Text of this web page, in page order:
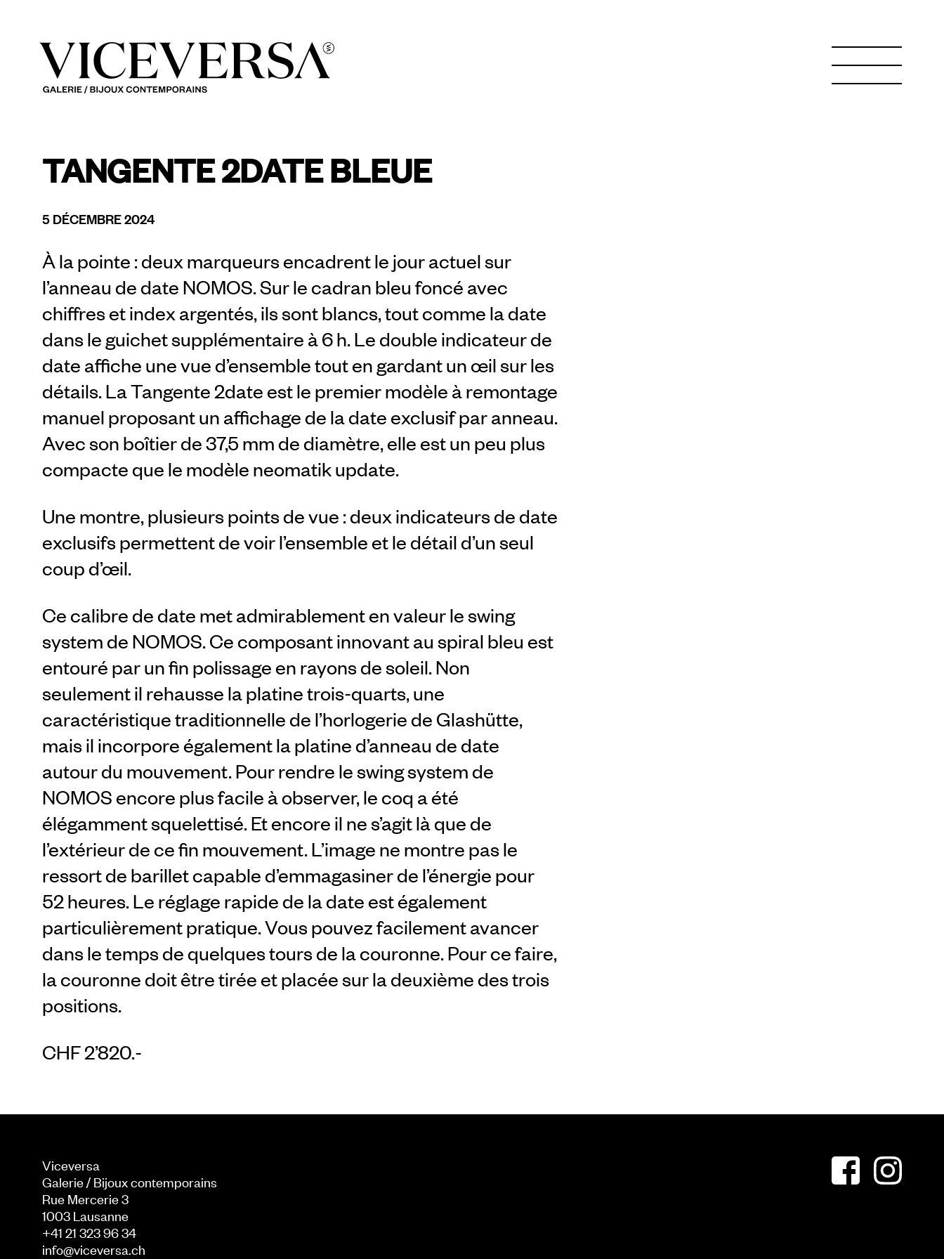
TANGENTE 2DATE BLEUE
5 DÉCEMBRE 2024
À la pointe : deux marqueurs encadrent le jour actuel sur
l’anneau de date NOMOS. Sur le cadran bleu foncé avec
chiffres et index argentés, ils sont blancs, tout comme la date
dans le guichet supplémentaire à 6 h. Le double indicateur de
date affiche une vue d’ensemble tout en gardant un œil sur les
détails. La Tangente 2date est le premier modèle à remontage
manuel proposant un affichage de la date exclusif par anneau.
Avec son boîtier de 37,5 mm de diamètre, elle est un peu plus
compacte que le modèle neomatik update.
Une montre, plusieurs points de vue : deux indicateurs de date
exclusifs permettent de voir l’ensemble et le détail d’un seul
coup d’œil.
Ce calibre de date met admirablement en valeur le swing
system de NOMOS. Ce composant innovant au spiral bleu est
entouré par un fin polissage en rayons de soleil. Non
seulement il rehausse la platine trois-quarts, une
caractéristique traditionnelle de l’horlogerie de Glashütte,
mais il incorpore également la platine d’anneau de date
autour du mouvement. Pour rendre le swing system de
NOMOS encore plus facile à observer, le coq a été
élégamment squelettisé. Et encore il ne s’agit là que de
l’extérieur de ce fin mouvement. L’image ne montre pas le
ressort de barillet capable d’emmagasiner de l’énergie pour
52 heures. Le réglage rapide de la date est également
particulièrement pratique. Vous pouvez facilement avancer
dans le temps de quelques tours de la couronne. Pour ce faire,
la couronne doit être tirée et placée sur la deuxième des trois
positions.
CHF 2’820.-
Viceversa
Galerie / Bijoux contemporains
Rue Mercerie 3
1003 Lausanne
+41 21 323 96 34
info@viceversa.ch